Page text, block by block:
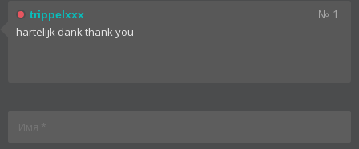
trippelxxx № 1
hartelijk dank thank you